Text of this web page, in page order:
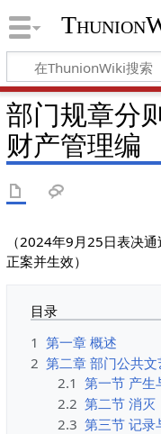
部门规章分
财产管理编
（2024年9月25日表决
正案并生效）
目录
1 第一章 概述
2 第二章 部门公共文
2.1 第一节 产生
2.2 第二节 消灭
2.3 第三节 记录